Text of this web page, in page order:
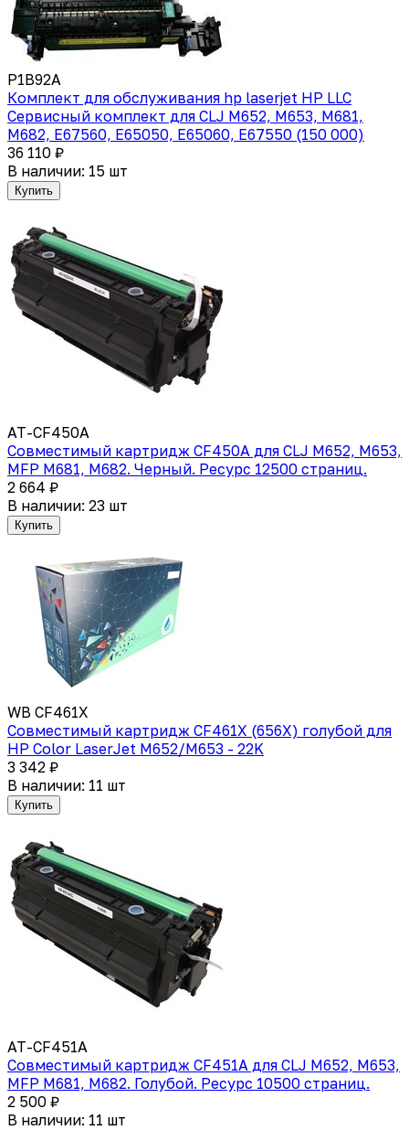
P1B92A
Комплект для обслуживания hp laserjet HP LLC
Сервисный комплект для CLJ M652, M653, M681,
M682, E67560, E65050, E65060, E67550 (150 000)
36 110 ₽
В наличии: 15 шт
Купить
AT-CF450A
Cовместимый картридж CF450A для CLJ M652, M653,
MFP M681, M682. Черный. Ресурс 12500 страниц.
2 664 ₽
В наличии: 23 шт
Купить
WB CF461X
Совместимый картридж CF461X (656X) голубой для
HP Color LaserJet M652/M653 - 22K
3 342 ₽
В наличии: 11 шт
Купить
AT-CF451A
Cовместимый картридж CF451A для CLJ M652, M653,
MFP M681, M682. Голубой. Ресурс 10500 страниц.
2 500 ₽
В наличии: 11 шт